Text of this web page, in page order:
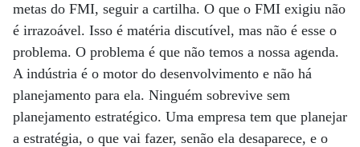
metas do FMI, seguir a cartilha. O que o FMI exigiu não
é irrazoável. Isso é matéria discutível, mas não é esse o
problema. O problema é que não temos a nossa agenda.
A indústria é o motor do desenvolvimento e não há
planejamento para ela. Ninguém sobrevive sem
planejamento estratégico. Uma empresa tem que planejar
a estratégia, o que vai fazer, senão ela desaparece, e o